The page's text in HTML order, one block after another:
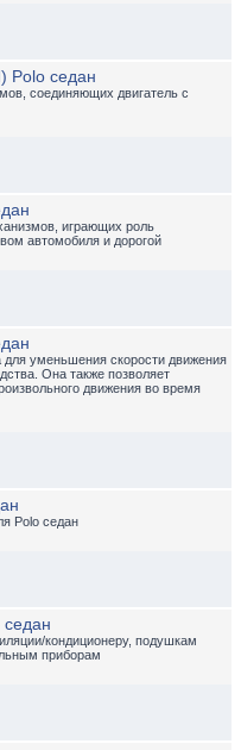
Polo седан
соединяющих двигатель с
играющих роль
автомобиля и дорогой
уменьшения скорости движения
Она также позволяет
движения во время
Polo седан
седан
кондиционеру, подушкам
приборам